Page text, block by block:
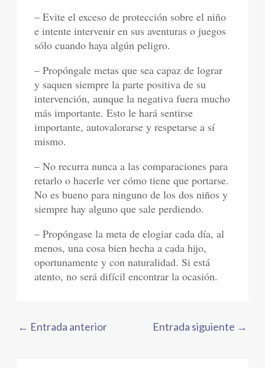
– Evite el exceso de protección sobre el niño
e intente intervenir en sus aventuras o juegos
sólo cuando haya algún peligro.
– Propóngale metas que sea capaz de lograr
y saquen siempre la parte positiva de su
intervención, aunque la negativa fuera mucho
más importante. Esto le hará sentirse
importante, autovalorarse y respetarse a sí
mismo.
– No recurra nunca a las comparaciones para
retarlo o hacerle ver cómo tiene que portarse.
No es bueno para ninguno de los dos niños y
siempre hay alguno que sale perdiendo.
– Propóngase la meta de elogiar cada día, al
menos, una cosa bien hecha a cada hijo,
oportunamente y con naturalidad. Si está
atento, no será difícil encontrar la ocasión.
← Entrada anterior Entrada siguiente →